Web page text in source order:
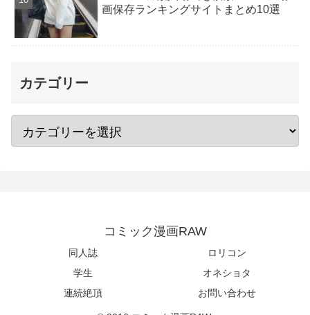
画保存ランキングサイトまとめ10選
カテゴリー
コミック漫画RAW
同人誌
ロリコン
学生
オネショタ
連続絶頂
お問い合わせ